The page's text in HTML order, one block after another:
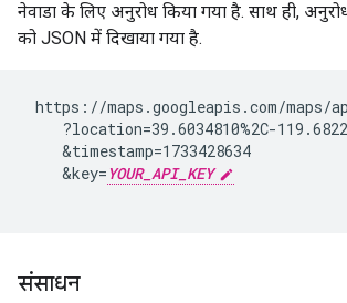
नेवाडा के लिए अनुरोध किया गया है. साथ ही,
को JSON में दिखाया गया है.
https://maps.googleapis.com/maps/
?location=39.6034810%2C-
    &timestamp=1733428634
    &key=
YOUR_API_KEY
संसाधन